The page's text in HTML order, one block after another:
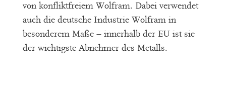
von konfliktfreiem Wolfram. Dabei verwendet
auch die deutsche Industrie Wolfram in
besonderem Maße – innerhalb der EU ist sie
der wichtigste Abnehmer des Metalls.